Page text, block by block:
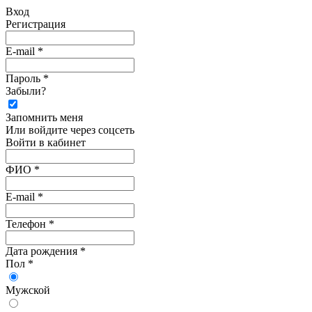
Вход
Регистрация
E-mail *
Пароль *
Забыли?
Запомнить меня
Или войдите через соцсеть
Войти в кабинет
ФИО *
E-mail *
Телефон *
Дата рождения *
Пол *
Мужской